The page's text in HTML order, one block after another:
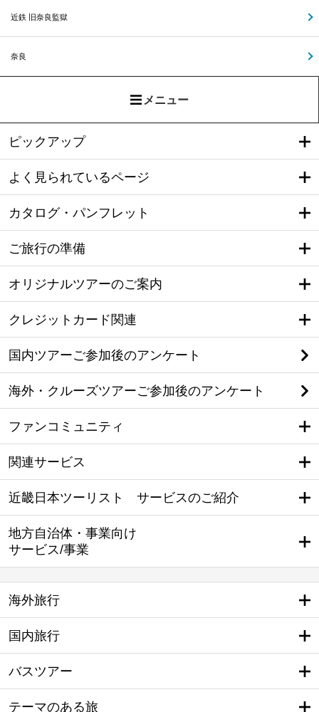
近鉄 旧奈良監獄
奈良
メニュー
ピックアップ
よく見られているページ
カタログ・パンフレット
ご旅行の準備
オリジナルツアーのご案内
クレジットカード関連
国内ツアーご参加後のアンケート
海外・クルーズツアーご参加後のアンケート
ファンコミュニティ
関連サービス
近畿日本ツーリスト サービスのご紹介
地方自治体・事業向け
サービス/事業
海外旅行
国内旅行
バスツアー
テーマのある旅